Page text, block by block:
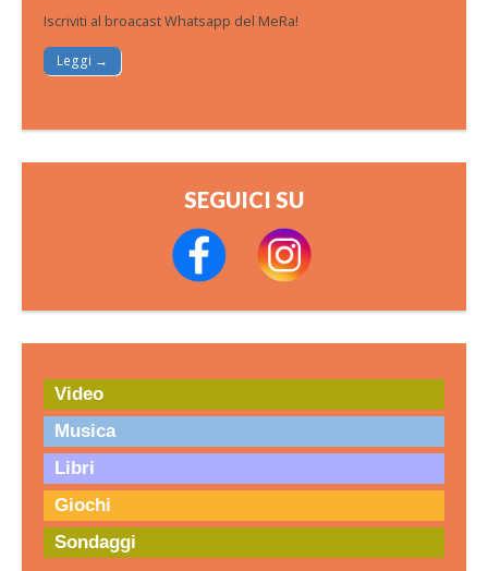
Iscriviti al broacast Whatsapp del MeRa!
Leggi →
SEGUICI SU
Video
Musica
Libri
Giochi
Sondaggi